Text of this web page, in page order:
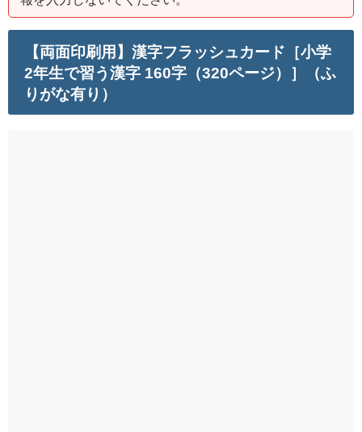
【両面印刷用】漢字フラッシュカード［小学
2年生で習う漢字 160字（320ページ）］（ふ
りがな有り）